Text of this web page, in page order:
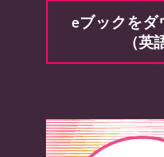
eブックをダ
（英